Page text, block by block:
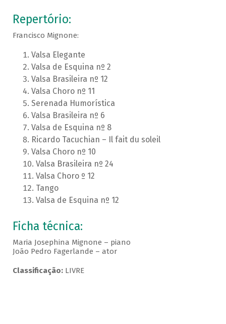
Repertório:
Francisco Mignone:
Valsa Elegante
Valsa de Esquina nº 2
Valsa Brasileira nº 12
Valsa Choro nº 11
Serenada Humorística
Valsa Brasileira nº 6
Valsa de Esquina nº 8
Ricardo Tacuchian – Il fait du soleil
Valsa Choro nº 10
Valsa Brasileira nº 24
Valsa Choro º 12
Tango
Valsa de Esquina nº 12
Ficha técnica:
Maria Josephina Mignone – piano
João Pedro Fagerlande – ator
Classificação:LIVRE